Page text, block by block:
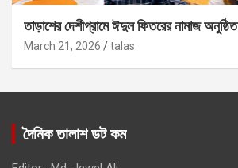
তাড়াশের দেশীগ্রামে ঈদুল ফিতরের নামাজ অনুষ্ঠিত
March 21, 2026 talas
দৈনিক তালাশ ডট কম